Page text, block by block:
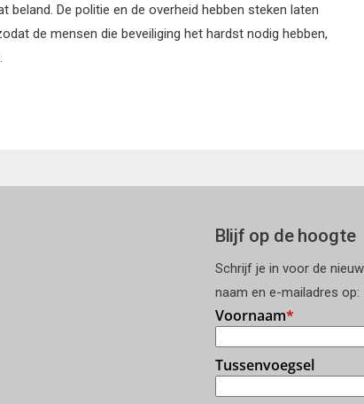
De politie en de overheid hebben steken laten
de mensen die beveiliging het hardst nodig hebben,
Blijf op de hoogte
Schrijf je in voor de
naam en e-mailadres op: